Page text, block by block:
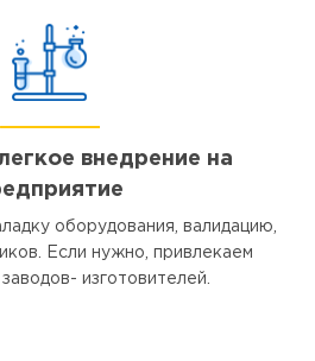
внедрение на
оборудования, валидацию,
Если нужно, привлекаем
изготовителей.